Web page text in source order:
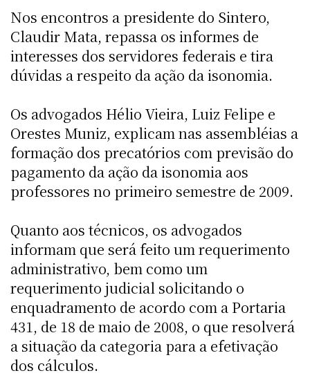
Nos encontros a presidente do Sintero,
Claudir Mata, repassa os informes de
interesses dos servidores federais e tira
dúvidas a respeito da ação da isonomia.
Os advogados Hélio Vieira, Luiz Felipe e
Orestes Muniz, explicam nas assembléias a
formação dos precatórios com previsão do
pagamento da ação da isonomia aos
professores no primeiro semestre de 2009.
Quanto aos técnicos, os advogados
informam que será feito um requerimento
administrativo, bem como um
requerimento judicial solicitando o
enquadramento de acordo com a Portaria
431, de 18 de maio de 2008, o que resolverá
a situação da categoria para a efetivação
dos cálculos.